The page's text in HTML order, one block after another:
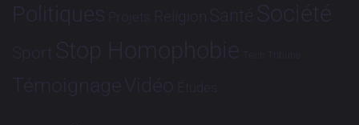
Politiques Projets Religion Santé Société
Sport Stop Homophobie Tech Tribune
TémoignageVidéo Études